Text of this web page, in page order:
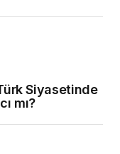
Siyasetinde
mı?